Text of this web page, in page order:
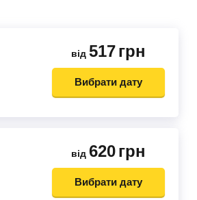
від 517грн
Вибрати дату
від 620грн
Вибрати дату